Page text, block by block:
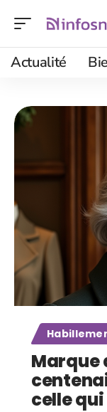
Actualité
Marque
celle qui